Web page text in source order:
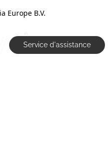
Europe B.V.
Service d'assistance